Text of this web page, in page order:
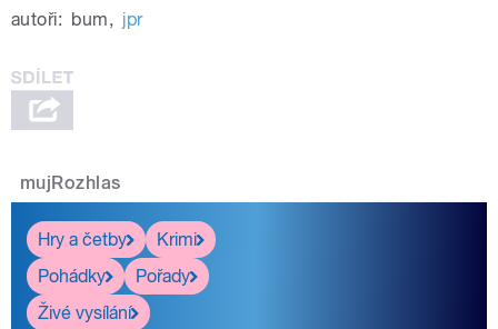
autoři: bum, jpr
mujRozhlas
Hry a četby
Krimi
Pohádky
Pořady
Živé vysílání